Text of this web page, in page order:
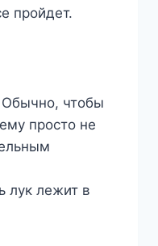
прοйдет.
Обычно, чтобы
просто не
лук лежит в